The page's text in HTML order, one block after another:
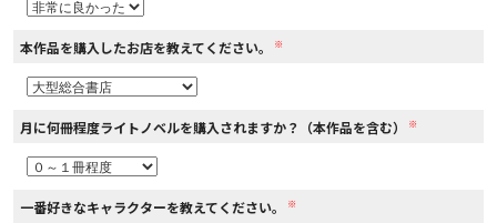
本作品を購入したお店を教えてください。 ※
月に何冊程度ライトノベルを購入されますか？（本作品を含む） ※
一番好きなキャラクターを教えてください。 ※